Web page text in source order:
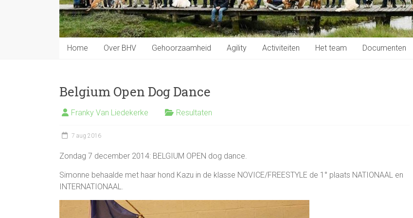
Home Over BHV Gehoorzaamheid Agility Activiteiten Het team Documenten
Belgium Open Dog Dance
Franky Van Liedekerke Resultaten
7 aug 2016
Zondag 7 december 2014: BELGIUM OPEN dog dance.
Simonne behaalde met haar hond Kazu in de klasse NOVICE/FREESTYLE de 1° plaats NATIONAAL en
INTERNATIONAAL.